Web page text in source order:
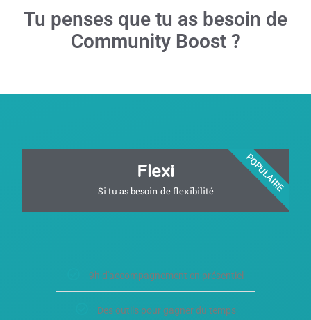
Tu penses que tu as besoin de
Community Boost ?
Flexi
Si tu as besoin de flexibilité
9h d'accompagnement en présentiel
Des outils pour gagner du temps
POPULAIRE